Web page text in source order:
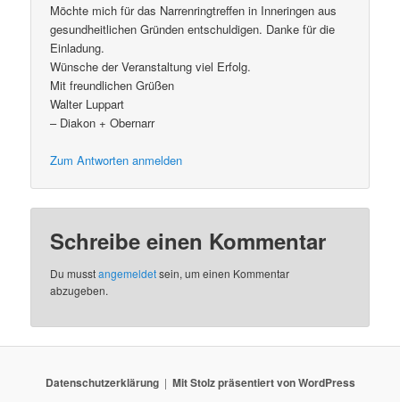
Möchte mich für das Narrenringtreffen in Inneringen aus
gesundheitlichen Gründen entschuldigen. Danke für die
Einladung.
Wünsche der Veranstaltung viel Erfolg.
Mit freundlichen Grüßen
Walter Luppart
– Diakon + Obernarr
Zum Antworten anmelden
Schreibe einen Kommentar
Du musstangemeldetsein, um einen Kommentar
abzugeben.
Datenschutzerklärung Mit Stolz präsentiert von WordPress